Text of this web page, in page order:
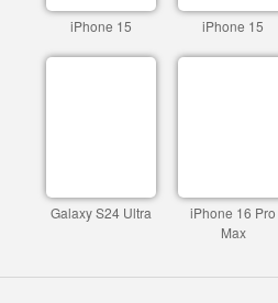
iPhone 15 iPhone 15
Galaxy S24 Ultra
iPhone 16 Pro
Max